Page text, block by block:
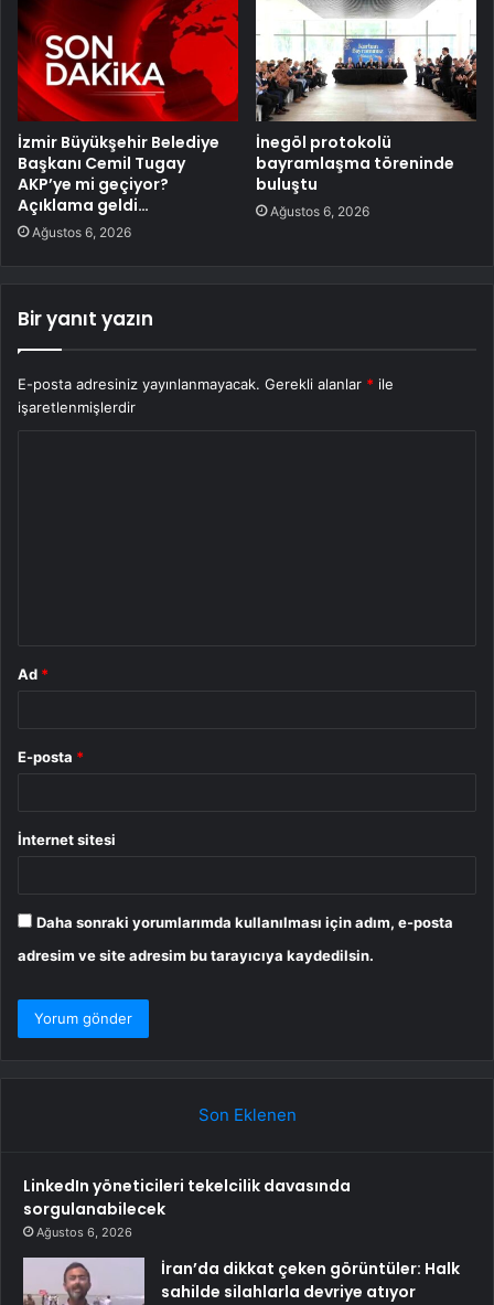
İzmir Büyükşehir Belediye
Başkanı Cemil Tugay
AKP’ye mi geçiyor?
Açıklama geldi…
Ağustos 6, 2026
İnegöl protokolü
bayramlaşma töreninde
buluştu
Ağustos 6, 2026
Bir yanıt yazın
E-posta adresiniz yayınlanmayacak. Gerekli alanlar * ile
işaretlenmişlerdir
Ad *
E-posta *
İnternet sitesi
Daha sonraki yorumlarımda kullanılması için adım, e-posta
adresim ve site adresim bu tarayıcıya kaydedilsin.
Son Eklenen
LinkedIn yöneticileri tekelcilik davasında
sorgulanabilecek
Ağustos 6, 2026
İran’da dikkat çeken görüntüler: Halk
sahilde silahlarla devriye atıyor